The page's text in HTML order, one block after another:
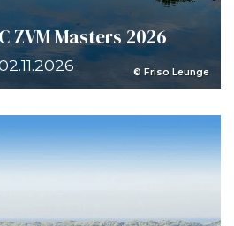
© Friso Leunge
ZVM Masters 2026